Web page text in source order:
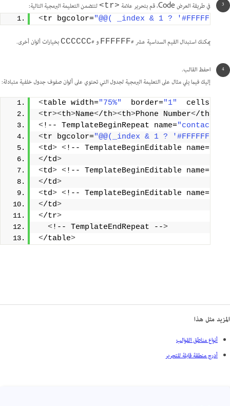
في طريقة العرض Code، قم بتحرير علامة
<tr> لتتضمن التعليمة البرمجية التالية:
<tr bgcolor="@@( _index & 1 ? '#FFFFFF' :
يمكنك استبدال القيم السداسية عشر #FFFFFF و #CCCCCC بخيارات ألوان أخرى.
احفظ القالب.
إليك فيما يلي مثال على التعليمة البرمجية لجدول التي تحتوي على ألوان صفوف جدول خلفية متبادلة:
<table width="75%"
  border=
"1"
<tr><th>Name</th><th>Phone Number</th><
<!-- TemplateBeginRepeat name="contacts"
<tr bgcolor="@@(_index & 1 ? '#FFFFFF' :
<td> <!-- TemplateBeginEditable name=
</td>
<td> <!-- TemplateBeginEditable name=
</td>
<td> <!-- TemplateBeginEditable name=
</td>
</tr>
<!-- TemplateEndRepeat -->
</table>
المزيد مثل هذا
أنواع مناطق القوالب
أدرج منطقة قابلة للتحرير